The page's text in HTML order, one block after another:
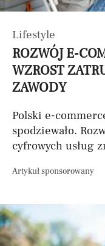
Lifestyle
ROZWÓJ E-
WZROST
ZAWODY
Polski e-
spodziewało.
cyfrowych usług
Artykuł sponsorowany